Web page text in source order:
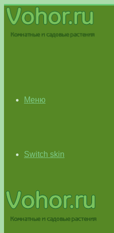
Меню
Switch skin